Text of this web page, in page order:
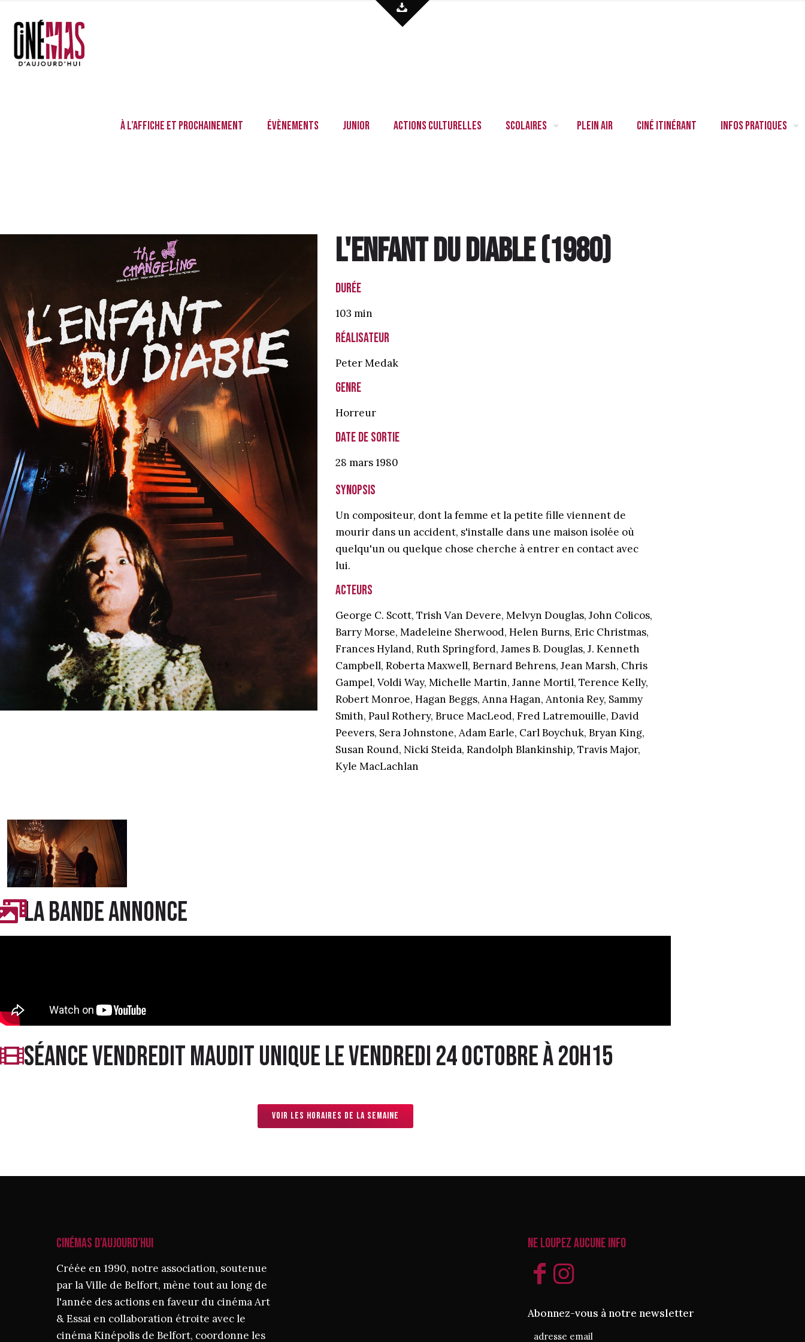
À l’affiche et prochainement Évènements Junior Actions culturelles Scolaires Plein air Ciné itinérant Infos pratiques
L'Enfant du diable(1980)
Durée
103 min
Réalisateur
Peter Medak
Genre
Horreur
Date de sortie
28 mars1980
Synopsis
Un compositeur, dont la femme et la petite fille viennent de
mourir dans un accident, s'installe dans une maison isolée où
quelqu'un ou quelque chose cherche à entrer en contact avec
lui.
Acteurs
George C. Scott, Trish Van Devere, Melvyn Douglas, John Colicos,
Barry Morse, Madeleine Sherwood, Helen Burns, Eric Christmas,
Frances Hyland, Ruth Springford, James B. Douglas, J. Kenneth
Campbell, Roberta Maxwell, Bernard Behrens, Jean Marsh, Chris
Gampel, Voldi Way, Michelle Martin, Janne Mortil, Terence Kelly,
Robert Monroe, Hagan Beggs, Anna Hagan, Antonia Rey, Sammy
Smith, Paul Rothery, Bruce MacLeod, Fred Latremouille, David
Peevers, Sera Johnstone, Adam Earle, Carl Boychuk, Bryan King,
Susan Round, Nicki Steida, Randolph Blankinship, Travis Major,
Kyle MacLachlan
LA BANDE ANNONCE
séance vendredit maudit unique le vendredi 24 octobre à 20h15
Voir les horaires de la semaine
CINÉMAS D’AUJOURD’HUI
Créée en 1990, notre association, soutenue
par la Ville de Belfort, mène tout au long de
l'année des actions en faveur du cinéma Art
& Essai en collaboration étroite avec le
cinéma Kinépolis de Belfort, coordonne les
Ne loupez aucune info
Abonnez-vous à notre newsletter